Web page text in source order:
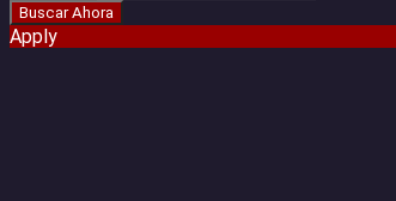
Apply